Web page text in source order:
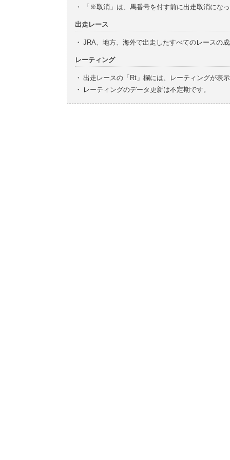
・ 「※取消」は、馬番号を付す前に出走取消にな
出走レース
・ JRA、地方、海外で出走したすべてのレースの
レーティング
・ 出走レースの「Rt」欄には、レーティングが表
・
レーティングのデータ更新は不定期です。